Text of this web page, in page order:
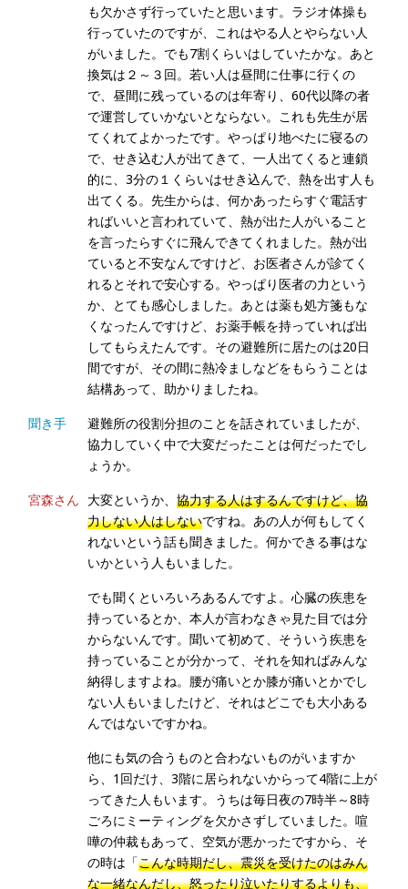
も欠かさず行っていたと思います。ラジオ体操も
行っていたのですが、これはやる人とやらない人
がいました。でも7割くらいはしていたかな。あと
換気は２～３回。若い人は昼間に仕事に行くの
で、昼間に残っているのは年寄り、60代以降の者
で運営していかないとならない。これも先生が居
てくれてよかったです。やっぱり地べたに寝るの
で、せき込む人が出てきて、一人出てくると連鎖
的に、3分の１くらいはせき込んで、熱を出す人も
出てくる。先生からは、何かあったらすぐ電話す
ればいいと言われていて、熱が出た人がいること
を言ったらすぐに飛んできてくれました。熱が出
ていると不安なんですけど、お医者さんが診てく
れるとそれで安心する。やっぱり医者の力という
か、とても感心しました。あとは薬も処方箋もな
くなったんですけど、お薬手帳を持っていれば出
してもらえたんです。その避難所に居たのは20日
間ですが、その間に熱冷ましなどをもらうことは
結構あって、助かりましたね。
聞き手
避難所の役割分担のことを話されていましたが、
協力していく中で大変だったことは何だったでし
ょうか。
宮森さん 大変というか、協力する人はするんですけど、協
力しない人はしないですね。あの人が何もしてく
れないという話も聞きました。何かできる事はな
いかという人もいました。
でも聞くといろいろあるんですよ。心臓の疾患を
持っているとか、本人が言わなきゃ見た目では分
からないんです。聞いて初めて、そういう疾患を
持っていることが分かって、それを知ればみんな
納得しますよね。腰が痛いとか膝が痛いとかでし
ない人もいましたけど、それはどこでも大小ある
んではないですかね。
他にも気の合うものと合わないものがいますか
ら、1回だけ、3階に居られないからって4階に上が
ってきた人もいます。うちは毎日夜の7時半～8時
ごろにミーティングを欠かさずしていました。喧
嘩の仲裁もあって、空気が悪かったですから、そ
の時は「こんな時期だし、震災を受けたのはみん
な一緒なんだし、怒ったり泣いたりするよりも、